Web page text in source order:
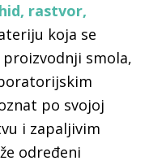
rastvor,
koja se
smola,
po svojoj
i zapaljivim
određeni